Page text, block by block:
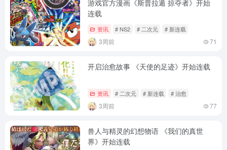
游戏官方漫画《斯普拉遁 掠夺者》开始
连载
资讯 # NS2 # 二次元 # 新连载
3周前 71
开启治愈故事 《天使的足迹》开始连载
资讯 # 二次元 # 新连载 # 治愈
3周前 77
兽人与精灵的幻想物语 《我们的真世
界》开始连载